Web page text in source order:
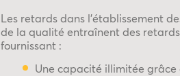
Les retards dans l'établissement
de la qualité entraînent des
fournissant :
Une capacité illimitée